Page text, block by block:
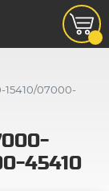
15410/07000-
45410